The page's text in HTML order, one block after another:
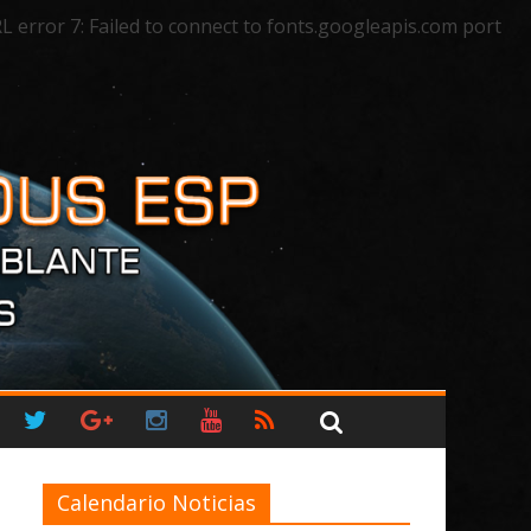
error 7: Failed to connect to fonts.googleapis.com port
Calendario Noticias